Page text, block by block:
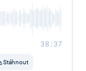
38:37
Stáhnout